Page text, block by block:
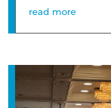
read more